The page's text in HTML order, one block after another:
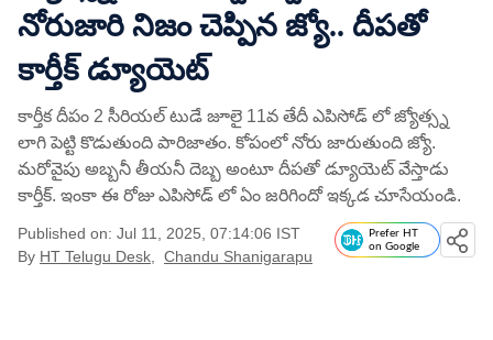
నోరుజారి నిజం చెప్పిన జ్యో.. దీపతో
కార్తీక్ డ్యూయెట్
కార్తీక దీపం 2 సీరియల్ టుడే జూలై 11వ తేదీ ఎపిసోడ్ లో జ్యోత్స్న
లాగి పెట్టి కొడుతుంది పారిజాతం. కోపంలో నోరు జారుతుంది జ్యో.
మరోవైపు అబ్బనీ తీయనీ దెబ్బ అంటూ దీపతో డ్యూయెట్ వేస్తాడు
కార్తీక్. ఇంకా ఈ రోజు ఎపిసోడ్ లో ఏం జరిగిందో ఇక్కడ చూసేయండి.
Published on: Jul 11, 2025, 07:14:06 IST
By HT Telugu Desk Chandu Shanigarapu
Prefer HT
on Google